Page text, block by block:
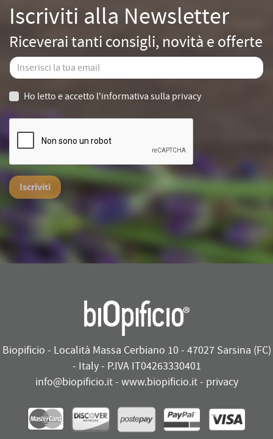
Iscriviti alla Newsletter
Riceverai tanti consigli, novità e offerte
Ho letto e accetto l'informativa sulla privacy
Iscriviti
Biopificio - Località Massa Cerbiano 10 - 47027 Sarsina (FC)
- Italy - P.IVA IT04263330401
info@biopificio.it- www.biopificio.it- privacy